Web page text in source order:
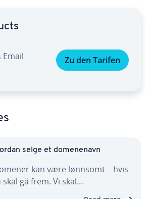
Email Zu den Tarifen
selge et domenenavn
kan være lønnsomt – hvis
gå frem. Vi skal…